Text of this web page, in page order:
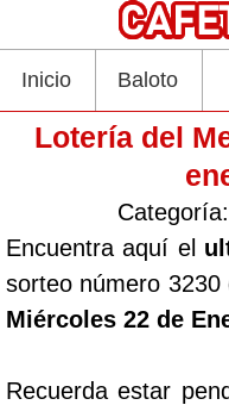
Inicio Baloto
Lotería del
Categoría:
Encuentra aquí el
sorteo número 3230
Miércoles 22 de
Recuerda estar